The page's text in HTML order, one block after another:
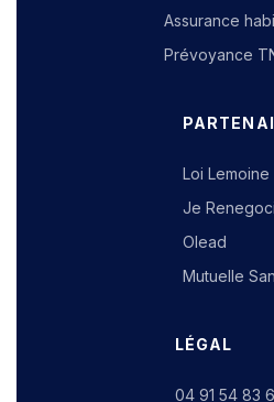
Assurance
Prévoyance
Loi Lemoine
Je
Olead
Mutuelle
LÉGAL
04 91 54 83